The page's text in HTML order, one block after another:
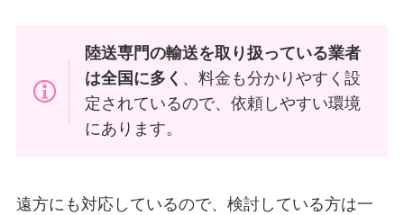
陸送専門の輸送を取り扱っている業者
は全国に多く 、料金も分かりやすく設
定されているので、依頼しやすい環境
にあります。
遠方にも対応しているので、検討している方は一